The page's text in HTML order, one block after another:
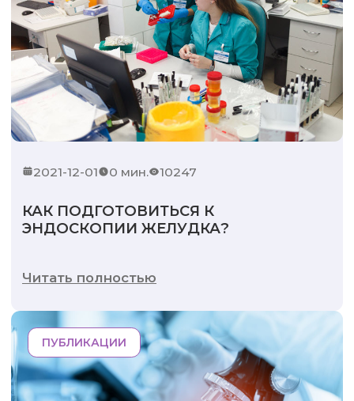
2021-12-01 0 мин. 10247
КАК ПОДГОТОВИТЬСЯ К
ЭНДОСКОПИИ ЖЕЛУДКА?
Читать полностью
ПУБЛИКАЦИИ